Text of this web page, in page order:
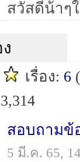
เรื่อง: 6
สอบถามข้
5 มี.ค. 65,